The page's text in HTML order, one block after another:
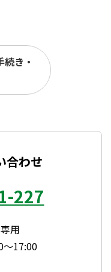
き・
合わせ
227
用
～17:00